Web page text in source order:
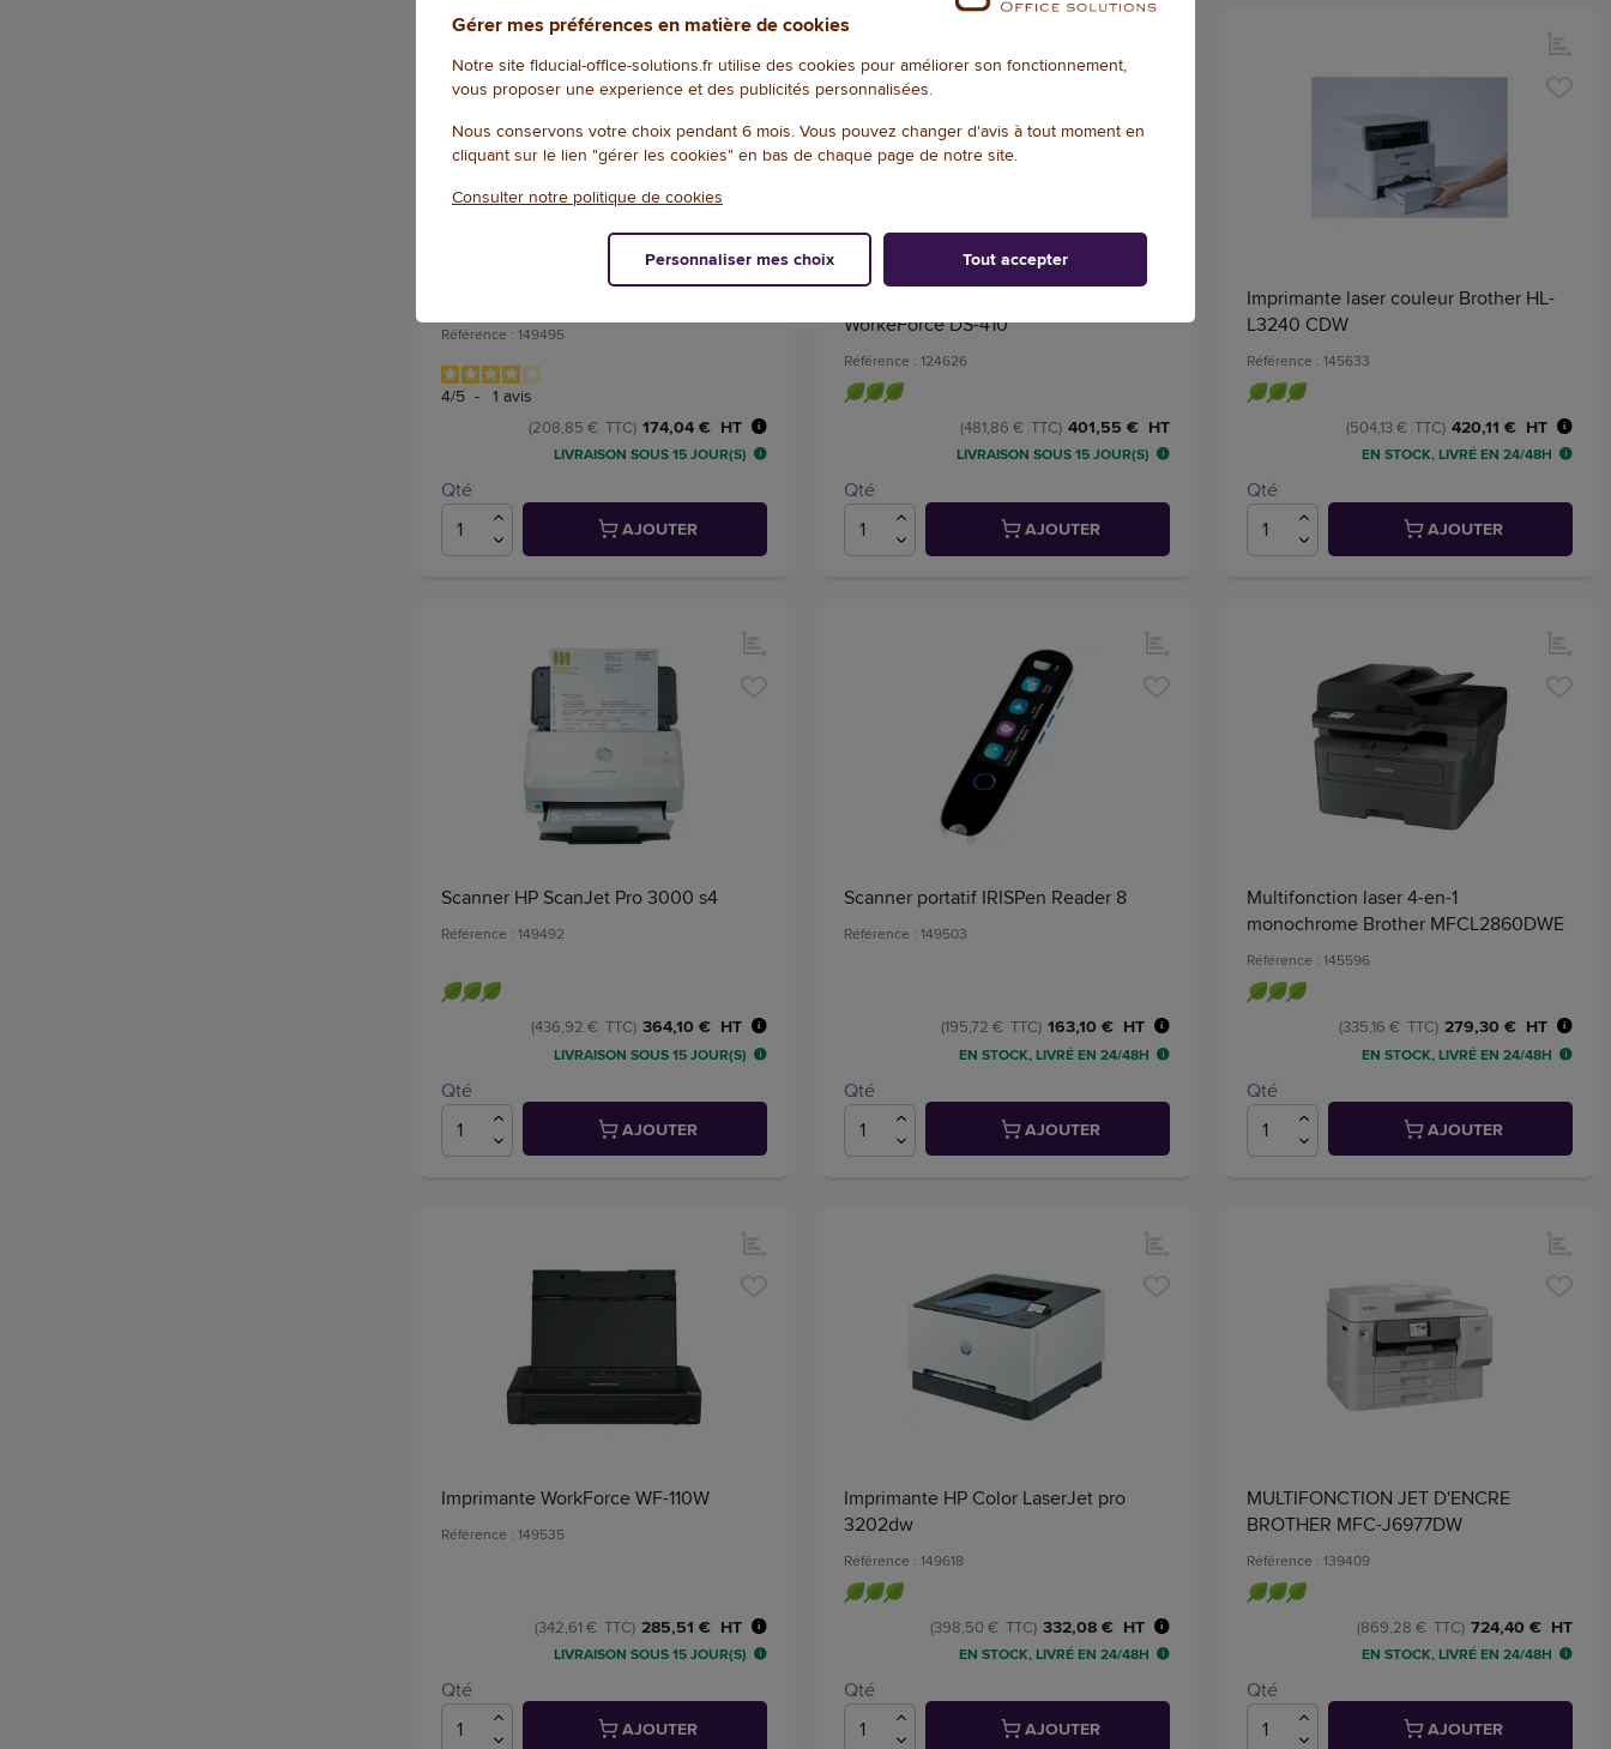
Référence : 149495
4/5 - 1 avis
174,04 € HT
(208,85 € TTC)
LIVRAISON SOUS 15 JOUR(S)
Qté
AJOUTER
WorkeForce DS-410
Référence : 124626
401,55 € HT
(481,86 € TTC)
LIVRAISON SOUS 15 JOUR(S)
Qté
AJOUTER
Imprimante laser couleur Brother HL-
L3240 CDW
Référence : 145633
420,11 € HT
(504,13 € TTC)
EN STOCK, LIVRÉ EN 24/48H
Qté
AJOUTER
Scanner HP ScanJet Pro 3000 s4
Référence : 149492
364,10 € HT
(436,92 € TTC)
LIVRAISON SOUS 15 JOUR(S)
Qté
AJOUTER
Scanner portatif IRISPen Reader 8
Référence : 149503
163,10 € HT
(195,72 € TTC)
EN STOCK, LIVRÉ EN 24/48H
Qté
AJOUTER
Multifonction laser 4-en-1
monochrome Brother MFCL2860DWE
Référence : 145596
279,30 € HT
(335,16 € TTC)
EN STOCK, LIVRÉ EN 24/48H
Qté
AJOUTER
Imprimante WorkForce WF-110W
Référence : 149535
285,51 € HT
(342,61 € TTC)
LIVRAISON SOUS 15 JOUR(S)
Qté
AJOUTER
Imprimante HP Color LaserJet pro
3202dw
Référence : 149618
332,08 € HT
(398,50 € TTC)
EN STOCK, LIVRÉ EN 24/48H
Qté
AJOUTER
MULTIFONCTION JET D'ENCRE
BROTHER MFC-J6977DW
Référence : 139409
724,40 € HT
(869,28 € TTC)
EN STOCK, LIVRÉ EN 24/48H
Qté
AJOUTER
Gérer mes préférences en matière de cookies
Notre site fiducial-office-solutions.fr utilise des cookies pour améliorer son fonctionnement,
vous proposer une experience et des publicités personnalisées.
Nous conservons votre choix pendant 6 mois. Vous pouvez changer d'avis à tout moment en
cliquant sur le lien "gérer les cookies" en bas de chaque page de notre site.
Consulter notre politique de cookies
Personnaliser mes choix Tout accepter